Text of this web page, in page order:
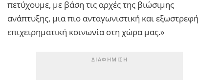
πετύχουμε, με βάση τις αρχές της βιώσιμης
ανάπτυξης, μια πιο ανταγωνιστική και εξωστρεφή
επιχειρηματική κοινωνία στη χώρα μας.»